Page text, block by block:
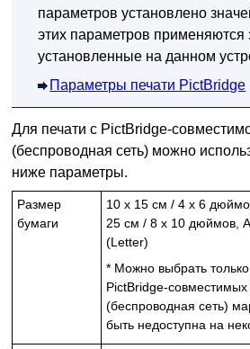
параметров установлено
этих параметров применяются
установленные на данном
Параметры печати PictBridge
Для печати с PictBridge-
(беспроводная сеть) можно
ниже параметры.
Размер
бумаги
10 x 15 см / 4 x 6
25 см / 8 x 10 дюймов,
(Letter)
* Можно выбрать
PictBridge-совместимых
(беспроводная сеть)
быть недоступна на